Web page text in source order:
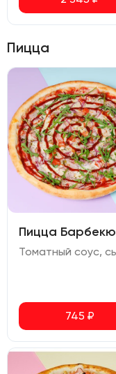
Пицца
Пицца Барбекю
745 ₽